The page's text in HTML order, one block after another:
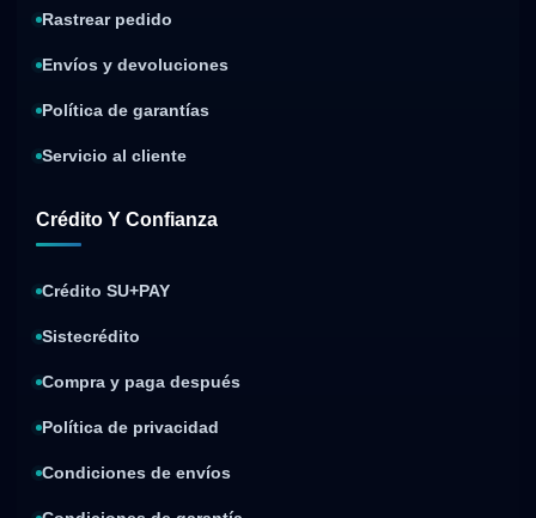
Rastrear pedido
Envíos y devoluciones
Política de garantías
Servicio al cliente
Crédito Y Confianza
Crédito SU+PAY
Sistecrédito
Compra y paga después
Política de privacidad
Condiciones de envíos